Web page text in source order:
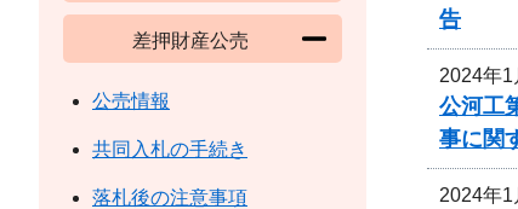
告
2024年
公河工
事に関
2024年
差押財産公売
公売情報
共同入札の手続き
落札後の注意事項